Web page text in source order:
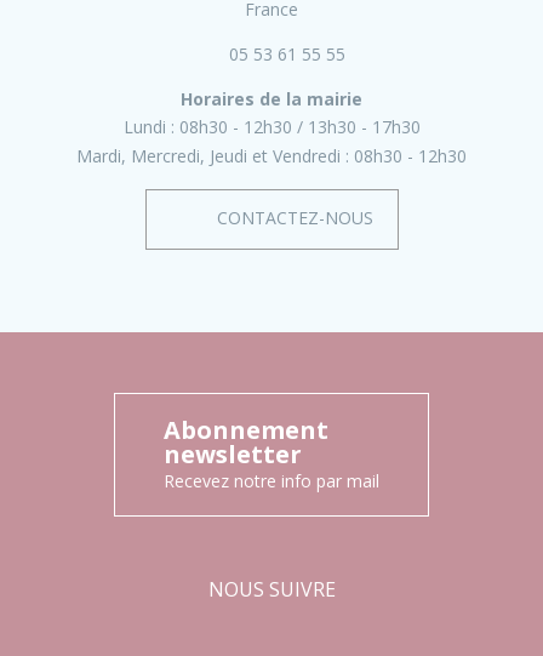
France
05 53 61 55 55
Horaires de la mairie
Lundi : 08h30 - 12h30
13h30 - 17h30
Mardi, Mercredi, Jeudi et Vendredi : 08h30 - 12h30
CONTACTEZ-NOUS
Abonnement
newsletter
Recevez notre info par mail
NOUS SUIVRE